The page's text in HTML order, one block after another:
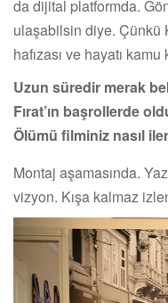
da dijital platformda.
ulaşabilsin diye. Çünkü
hafızası ve hayatı
Uzun süredir merak
Fırat’ın başrollerde
Ölümü filminiz nasıl
Montaj aşamasında.
vizyon. Kışa kalmaz